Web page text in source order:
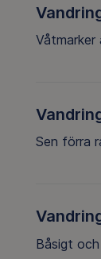
Sen förra
Båsigt